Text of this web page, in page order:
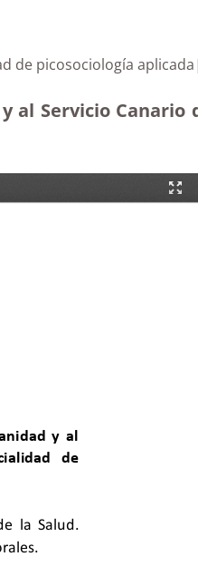
de picosociología
al Servicio Canario